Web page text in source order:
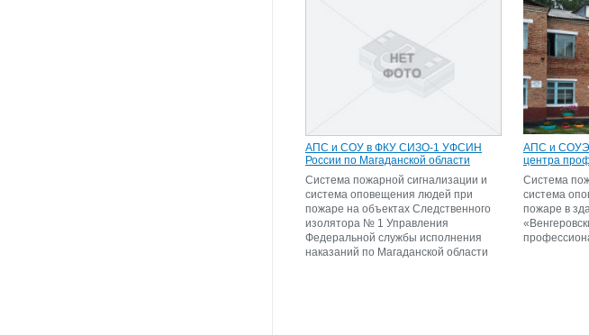
АПС и СОУ в ФКУ СИЗО-1 УФСИН
России по Магаданской области
Система пожарной сигнализации и
система оповещения людей при
пожаре на объектах Следственного
изолятора № 1 Управления
Федеральной службы исполнения
наказаний по Магаданской области
АПС и СОУЭ
центра
Система
система
пожаре в